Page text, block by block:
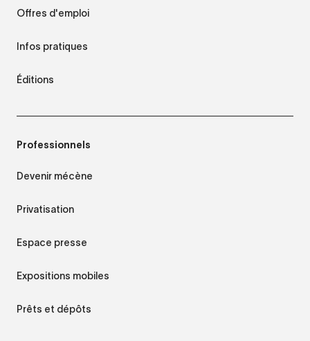
Offres d'emploi
Infos pratiques
Éditions
Professionnels
Devenir mécène
Privatisation
Espace presse
Expositions mobiles
Prêts et dépôts